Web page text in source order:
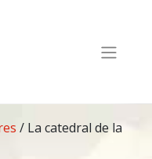
/ La catedral de la